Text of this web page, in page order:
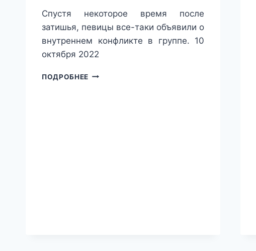
Спустя некоторое время после
затишья, певицы все-таки объявили о
внутреннем конфликте в группе. 10
октября 2022
ПОДРОБНЕЕ ОБЩАЮТСЯ